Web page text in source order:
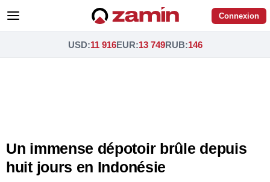
Connexion
USD:11 916EUR:13 749RUB:146
Un immense dépotoir brûle depuis
huit jours en Indonésie